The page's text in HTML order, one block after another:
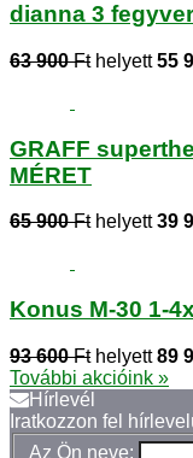
dianna 3
63 900 Fthelyett55
GRAFF
MÉRET
65 900 Fthelyett39
Konus M-30 1-
93 600 Fthelyett89
További akcióink »
Hírlevél
Iratkozzon fel
Az Ön neve: